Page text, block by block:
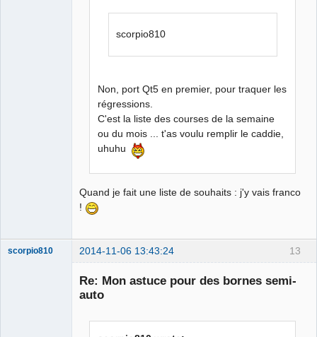
scorpio810
Non, port Qt5 en premier, pour traquer les
régressions.
C'est la liste des courses de la semaine
ou du mois ... t'as voulu remplir le caddie,
uhuhu
Quand je fait une liste de souhaits : j'y vais franco
!
13
scorpio810 2014-11-06 13:43:24
Re: Mon astuce pour des bornes semi-
auto